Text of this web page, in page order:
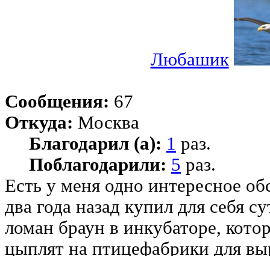
Любашик
Сообщения: 67
Откуда: Москва
Благодарил (а): 1 раз.
Поблагодарили: 5 раз.
Есть у меня одно интересное
два года назад купил для себя
ломан браун в инкубаторе,
цыплят на птицефабрики для